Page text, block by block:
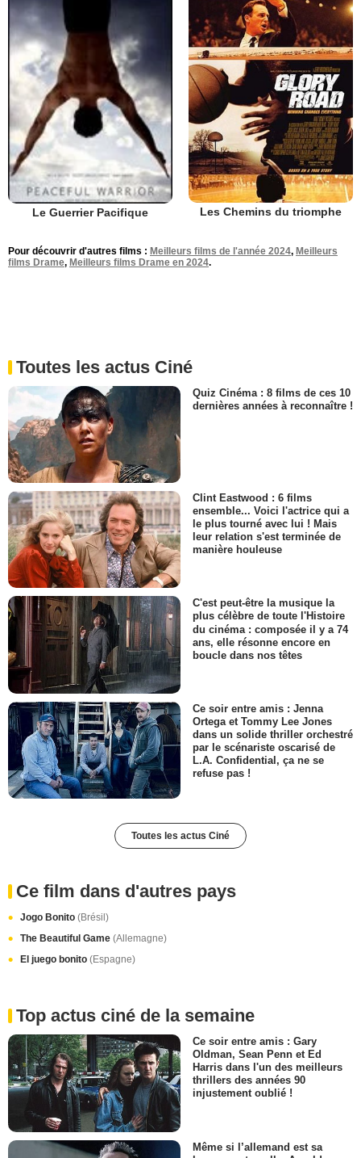
Le Guerrier Pacifique Les Chemins du triomphe
Pour découvrir d'autres films : Meilleurs films de l'année 2024, Meilleurs
films Drame, Meilleurs films Drame en 2024.
Toutes les actus Ciné
Quiz Cinéma : 8 films de ces 10
dernières années à reconnaître !
Clint Eastwood : 6 films
ensemble... Voici l'actrice qui a
le plus tourné avec lui ! Mais
leur relation s'est terminée de
manière houleuse
C'est peut-être la musique la
plus célèbre de toute l'Histoire
du cinéma : composée il y a 74
ans, elle résonne encore en
boucle dans nos têtes
Ce soir entre amis : Jenna
Ortega et Tommy Lee Jones
dans un solide thriller orchestré
par le scénariste oscarisé de
L.A. Confidential, ça ne se
refuse pas !
Toutes les actus Ciné
Ce film dans d'autres pays
Jogo Bonito (Brésil)
The Beautiful Game (Allemagne)
El juego bonito (Espagne)
Top actus ciné de la semaine
Ce soir entre amis : Gary
Oldman, Sean Penn et Ed
Harris dans l'un des meilleurs
thrillers des années 90
injustement oublié !
Même si l’allemand est sa